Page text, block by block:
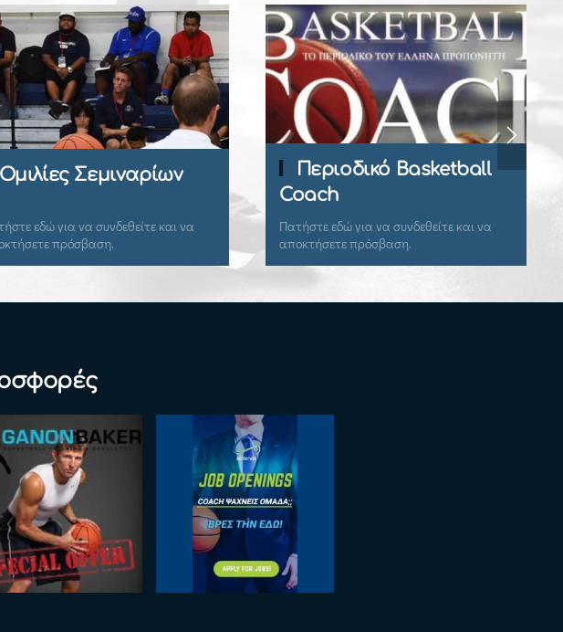
Ομιλίες Σεμιναρίων
εδώ για να συνδεθείτε και να
πρόσβαση.
Περιοδικό Basketball
Coach
Πατήστε εδώ για να συνδεθείτε και να
αποκτήσετε πρόσβαση.